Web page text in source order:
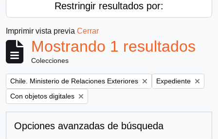
Restringir resultados por:
Imprimir vista previa Cerrar
Mostrando 1 resultados
Colecciones
Remove filter:
Chile. Ministerio de Relaciones Exteriores Remove filter:
Expediente
Remove filter:
Con objetos digitales
Opciones avanzadas de búsqueda